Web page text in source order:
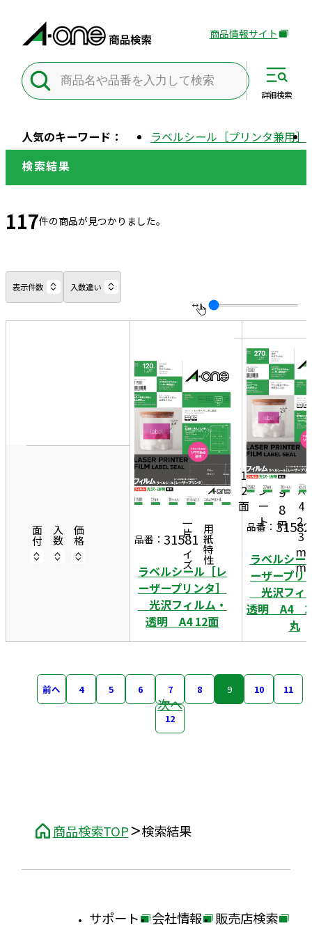
外
サ
別
す
商品情報サイト
人気のキーワード： ラベルシール［プリンタ兼用］
詳細検索
商品検索TOP 検索結果
検索結果
117件の商品が見つかりました。
表示件数 入数違い
面付 入数 価格 一片サイズ 用紙特性
品番： 31581
ラベルシール［レ
ーザープリンタ］
光沢フィルム・
透明 A4 12面
1
2
面
1
0
シ
ー
ト
2,
3
9
8
円
8
3.
8
m
m
×
4
2.
3
m
m
品番： 31582
ラベルシー
ーザープリ
光沢フィ
透明 A4
丸
前へ 4 5 6 7 8 9 10 11
12
次へ
外
サポート
外
会社情報
外
販売店検索